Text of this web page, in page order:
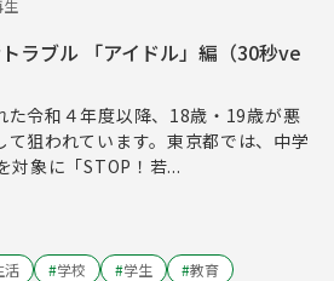
生
ラブル 「アイドル」編（30秒ve
た令和４年度以降、18歳・19歳が悪
狙われています。東京都では、中学
対象に「STOP！若...
活 #学校 #学生 #教育